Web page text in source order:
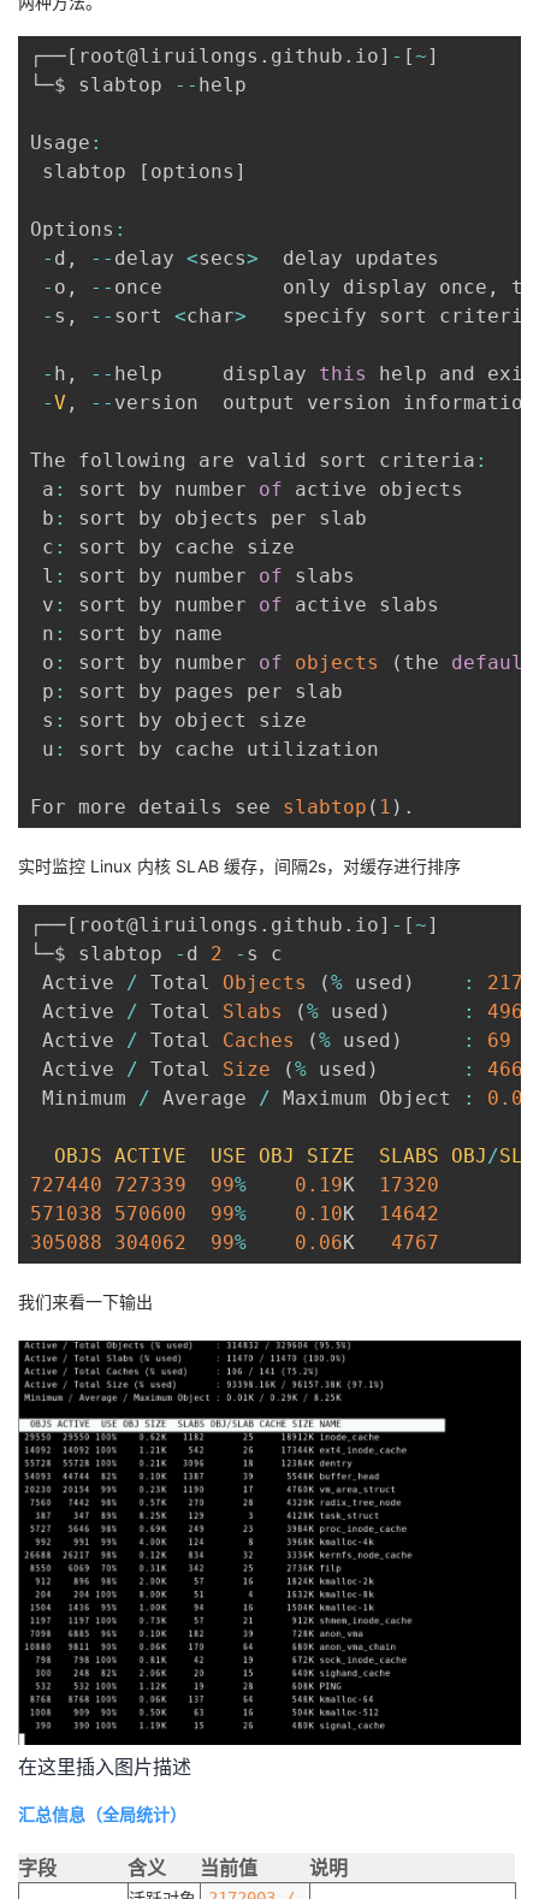
┌──[ root@liruilongs . github . io] - [~]
└─$ slabtop
-- help
Usage :
slabtop
[ options ]
Options :
- d , -- delay <secs>
  delay updates
- o , -- once          only display once ,
- s , -- sort <char>
specify sort
- h , -- help     display this
help and exit
-V , -- version  output version
The following are valid sort criteria :
a : sort by number of active objects
b :
sort by objects per slab
c :
sort by cache size
l : sort by number of slabs
v : sort by number of active slabs
n :
sort by name
o : sort by number of objects ( the default
p :
sort by pages per slab
s :
sort by object size
u : sort by cache utilization
For more details see slabtop ( 1 ) .
实时监控 Linux 内核 ​​SLAB 缓存​​，间隔2s，对缓存进行排序
┌──[ root@liruilongs . github . io] - [~]
└─$ slabtop
- d 2 - s c
Active / Total Objects (% used ) :
Active / Total Slabs (% used ) :
Active / Total Caches (% used ) : 69
Active / Total Size (% used ) :
Minimum / Average / Maximum Object : 0.01
OBJS ACTIVE USE OBJ SIZE SLABS OBJ/
727440
727339 99% 0.19K 17320
571038
570600 99% 0.10K 14642
305088
304062 99% 0.06K 4767
我们来看一下输出
在这里插入图片描述
汇总信息（全局统计）
字段 含义 当前值 说明